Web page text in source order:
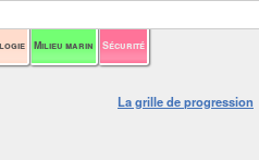
Milieu marin Sécurité
La grille de progression